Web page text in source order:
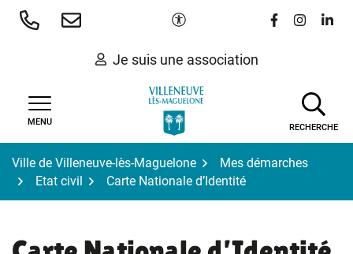
Aller
Paramètres d'accessibilité
Lien vers le
Lien vers
Lien
Je suis une association
MENU
RECHERCHE
Ville de Villeneuve-lès-Maguelone
Mes démarches
Etat civil
Carte Nationale d’Identité